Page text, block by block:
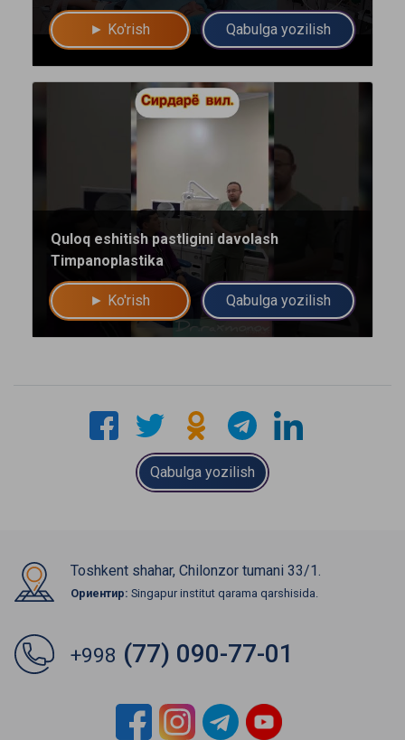
► Ko'rish Qabulga yozilish
Quloq eshitish pastligini davolash
Timpanoplastika
► Ko'rish Qabulga yozilish
Qabulga yozilish
Toshkent shahar, Chilonzor tumani 33/1.
Ориентир: Singapur institut qarama qarshisida.
+998 (77) 090-77-01
Umumiy chatimizga yozing
Mutaxassislar
Bizning shifokorlarimiz sizga maslahat berishdan xursand bo'lishadi!
Mutaxassisga yozing yo'q rahmat